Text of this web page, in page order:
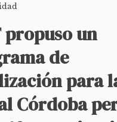
propuso un
de
para
Córdoba